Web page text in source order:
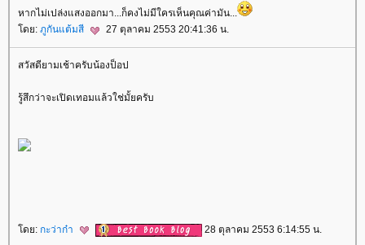
หากไม่เปล่งแสงออกมา...ก็คงไม่มีใครเห็นคุณค่ามัน...
ดย: ภูกันแต้มสี 27 ตุลาคม 2553 20:41:36 น.
สวัสดียามเช้าครับน้องป็อป
รู้สึกว่าจะเปิดเทอมแล้วใช่มั้ยครับ
ดย: กะว่าก๋า 28 ตุลาคม 2553 6:14:55 น.